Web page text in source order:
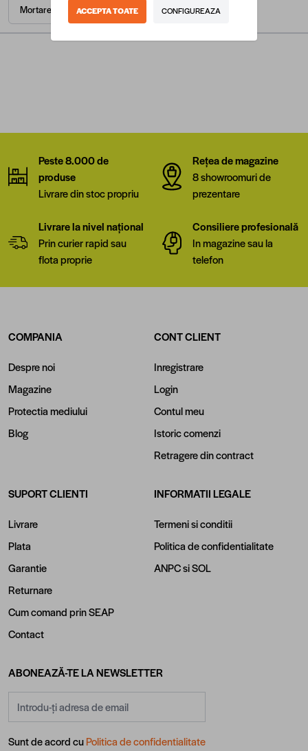
Mortare si adezivi
Peste 8.000 de
produse
Livrare din stoc propriu
Rețea de magazine
8 showroomuri de
prezentare
Livrare la nivel național
Prin curier rapid sau
flota proprie
Consiliere profesională
In magazine sau la
telefon
COMPANIA
Despre noi
Magazine
Protectia mediului
Blog
CONT CLIENT
Inregistrare
Login
Contul meu
Istoric comenzi
Retragere din contract
SUPORT CLIENTI
Livrare
Plata
Garantie
Returnare
Cum comand prin SEAP
Contact
INFORMATII LEGALE
Termeni si conditii
Politica de confidentialitate
ANPCsiSOL
ABONEAZĂ-TE LA NEWSLETTER
Sunt de acord cuPolitica de confidentialitate
ACCEPTA TOATE CONFIGUREAZA